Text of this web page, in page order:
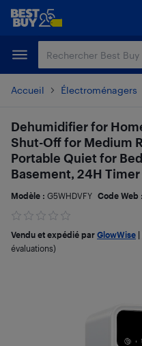
Passer
principal
Passer
Accueil Électroménagers
Dehumidifier for
Shut-Off for Medium
Portable Quiet for
Basement, 24H Timer
Modèle : G5WHDVFY Code Web :
Vendu et expédié par GlowWise
évaluations)